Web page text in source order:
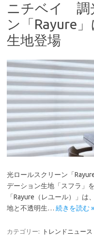
ニチベイ 調
ン「Rayure
生地登場
光ロールスクリーン「
デーション生地「スフラ」
「Rayure（レユール）」
地と不透明生… 続きを読む »
カテゴリー: トレンドニュース